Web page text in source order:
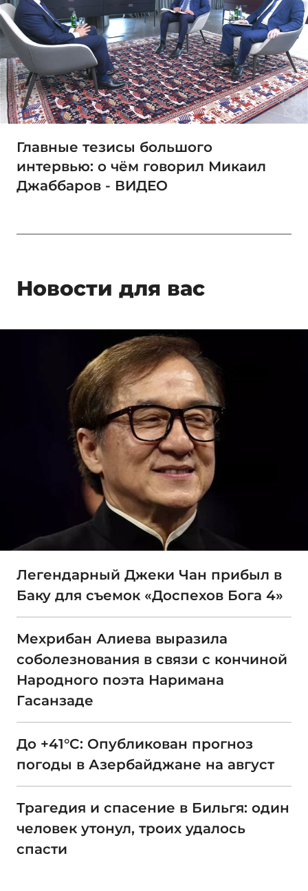
Главные тезисы большого
интервью: о чём говорил Микаил
Джаббаров - ВИДЕО
Новости для вас
Легендарный Джеки Чан прибыл в
Баку для съемок «Доспехов Бога 4»
Мехрибан Алиева выразила
соболезнования в связи с кончиной
Народного поэта Наримана
Гасанзаде
До +41°C: Опубликован прогноз
погоды в Азербайджане на август
Трагедия и спасение в Бильгя: один
человек утонул, троих удалось
спасти